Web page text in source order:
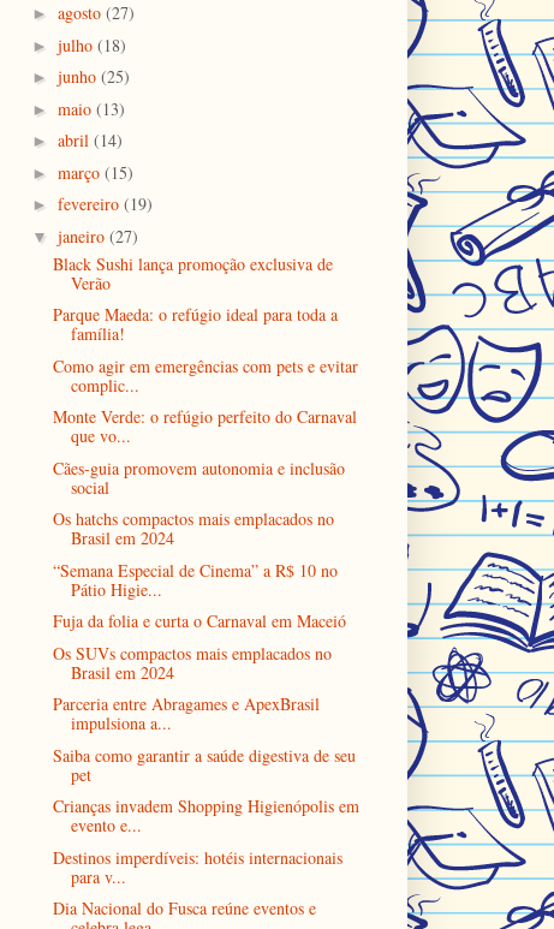
► agosto (27)
► julho (18)
► junho (25)
► maio (13)
► abril (14)
► março (15)
► fevereiro (19)
▼ janeiro (27)
Black Sushi lança promoção exclusiva de
Verão
Parque Maeda: o refúgio ideal para toda a
família!
Como agir em emergências com pets e evitar
complic...
Monte Verde: o refúgio perfeito do Carnaval
que vo...
Cães-guia promovem autonomia e inclusão
social
Os hatchs compactos mais emplacados no
Brasil em 2024
“Semana Especial de Cinema” a R$ 10 no
Pátio Higie...
Fuja da folia e curta o Carnaval em Maceió
Os SUVs compactos mais emplacados no
Brasil em 2024
Parceria entre Abragames e ApexBrasil
impulsiona a...
Saiba como garantir a saúde digestiva de seu
pet
Crianças invadem Shopping Higienópolis em
evento e...
Destinos imperdíveis: hotéis internacionais
para v...
Dia Nacional do Fusca reúne eventos e